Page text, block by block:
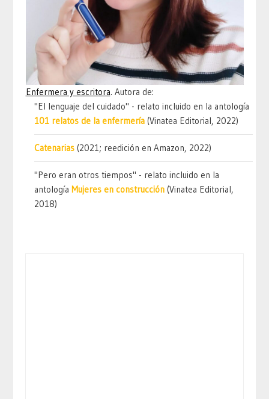
Enfermera y escritora. Autora de:
"El lenguaje del cuidado" - relato incluido en la antología
101 relatos de la enfermería (Vinatea Editorial, 2022)
Catenarias (2021; reedición en Amazon, 2022)
"Pero eran otros tiempos" - relato incluido en la
antologíaMujeres en construcción (Vinatea Editorial,
2018)